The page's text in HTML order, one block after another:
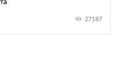
27187